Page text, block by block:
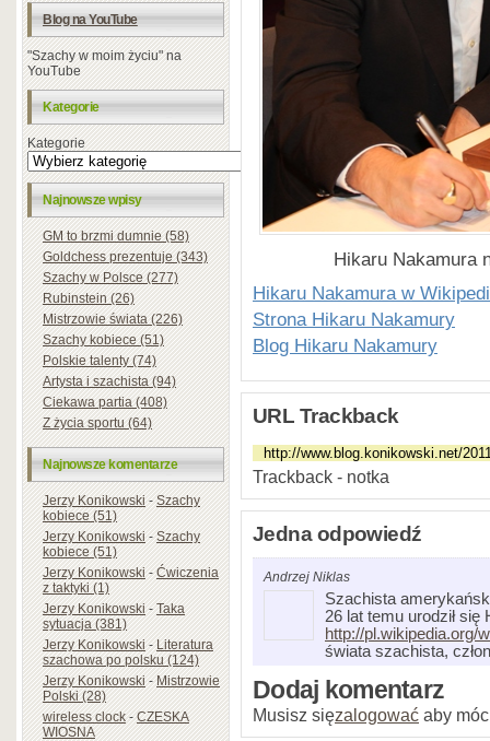
Blog na YouTube
"Szachy w moim życiu" na
YouTube
Kategorie
Kategorie
Najnowsze wpisy
GM to brzmi dumnie (58)
Goldchess prezentuje (343)
Szachy w Polsce (277)
Rubinstein (26)
Mistrzowie świata (226)
Szachy kobiece (51)
Polskie talenty (74)
Artysta i szachista (94)
Ciekawa partia (408)
Z życia sportu (64)
Najnowsze komentarze
Jerzy Konikowski-Szachy
kobiece (51)
Jerzy Konikowski-Szachy
kobiece (51)
Jerzy Konikowski-Ćwiczenia
z taktyki (1)
Jerzy Konikowski-Taka
sytuacja (381)
Jerzy Konikowski-Literatura
szachowa po polsku (124)
Jerzy Konikowski-Mistrzowie
Polski (28)
wireless clock-CZESKA
WIOSNA
Hikaru Nakamura
Hikaru Nakamura w
Strona Hikaru Nakamury
Blog Hikaru Nakamury
URL Trackback
Trackback - notka
Jedna odpowiedź
Andrzej Niklas
Szachista
26 lat temu urodził
http://pl.wikipedia.org/
świata szachista,
Dodaj komentarz
Musisz sięzalogować aby